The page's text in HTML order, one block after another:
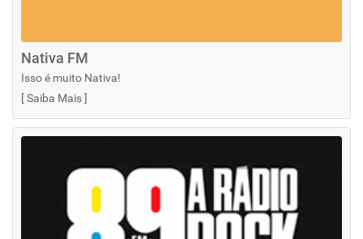
Nativa FM
Isso é muito Nativa!
[Saiba Mais]